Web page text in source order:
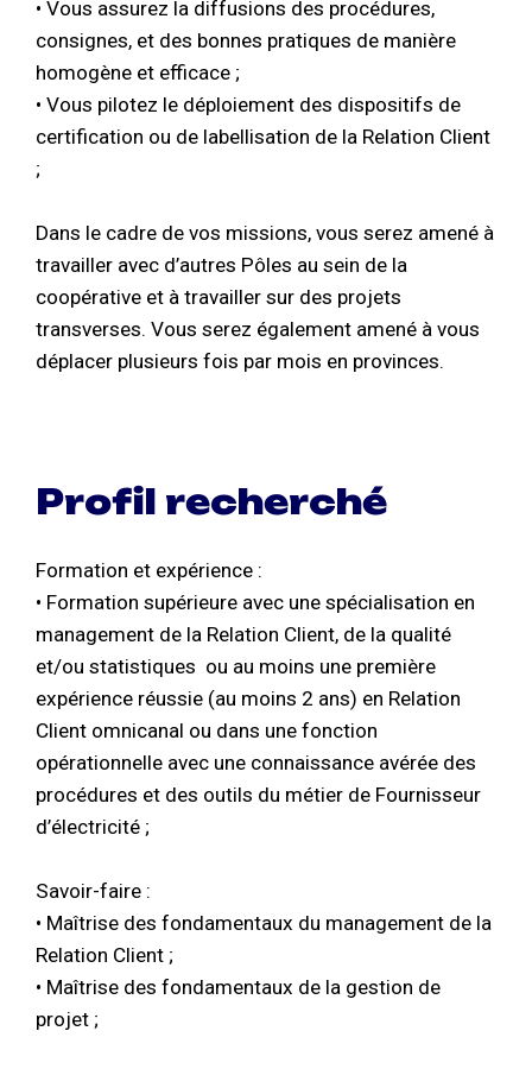
• Vous assurez la diffusions des procédures,
consignes, et des bonnes pratiques de manière
homogène et efficace ;
• Vous pilotez le déploiement des dispositifs de
certification ou de labellisation de la Relation Client
;
Dans le cadre de vos missions, vous serez amené à
travailler avec d’autres Pôles au sein de la
coopérative et à travailler sur des projets
transverses. Vous serez également amené à vous
déplacer plusieurs fois par mois en provinces.
Profil recherché
Formation et expérience :
• Formation supérieure avec une spécialisation en
management de la Relation Client, de la qualité
et/ou statistiques ou au moins une première
expérience réussie (au moins 2 ans) en Relation
Client omnicanal ou dans une fonction
opérationnelle avec une connaissance avérée des
procédures et des outils du métier de Fournisseur
d’électricité ;
Savoir-faire :
• Maîtrise des fondamentaux du management de la
Relation Client ;
• Maîtrise des fondamentaux de la gestion de
projet ;